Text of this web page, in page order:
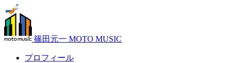
篠田元一 MOTO MUSIC
プロフィール